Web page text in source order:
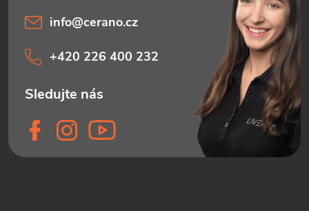
info@cerano.cz
+420 226 400 232